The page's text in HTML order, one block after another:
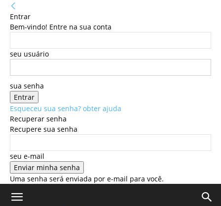
Entrar
Bem-vindo! Entre na sua conta
seu usuário
sua senha
Esqueceu sua senha? obter ajuda
Recuperar senha
Recupere sua senha
seu e-mail
Uma senha será enviada por e-mail para você.